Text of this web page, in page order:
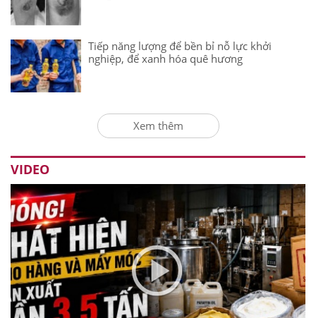
Tiếp năng lượng để bền bỉ nỗ lực khởi
nghiệp, để xanh hóa quê hương
Xem thêm
VIDEO